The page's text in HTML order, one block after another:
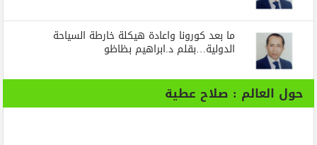
ما بعد كورونا واعادة هيكلة خارطة السياحة
الدولية…بقلم د.ابراهيم بظاظو
حول العالم : صلاح عطية